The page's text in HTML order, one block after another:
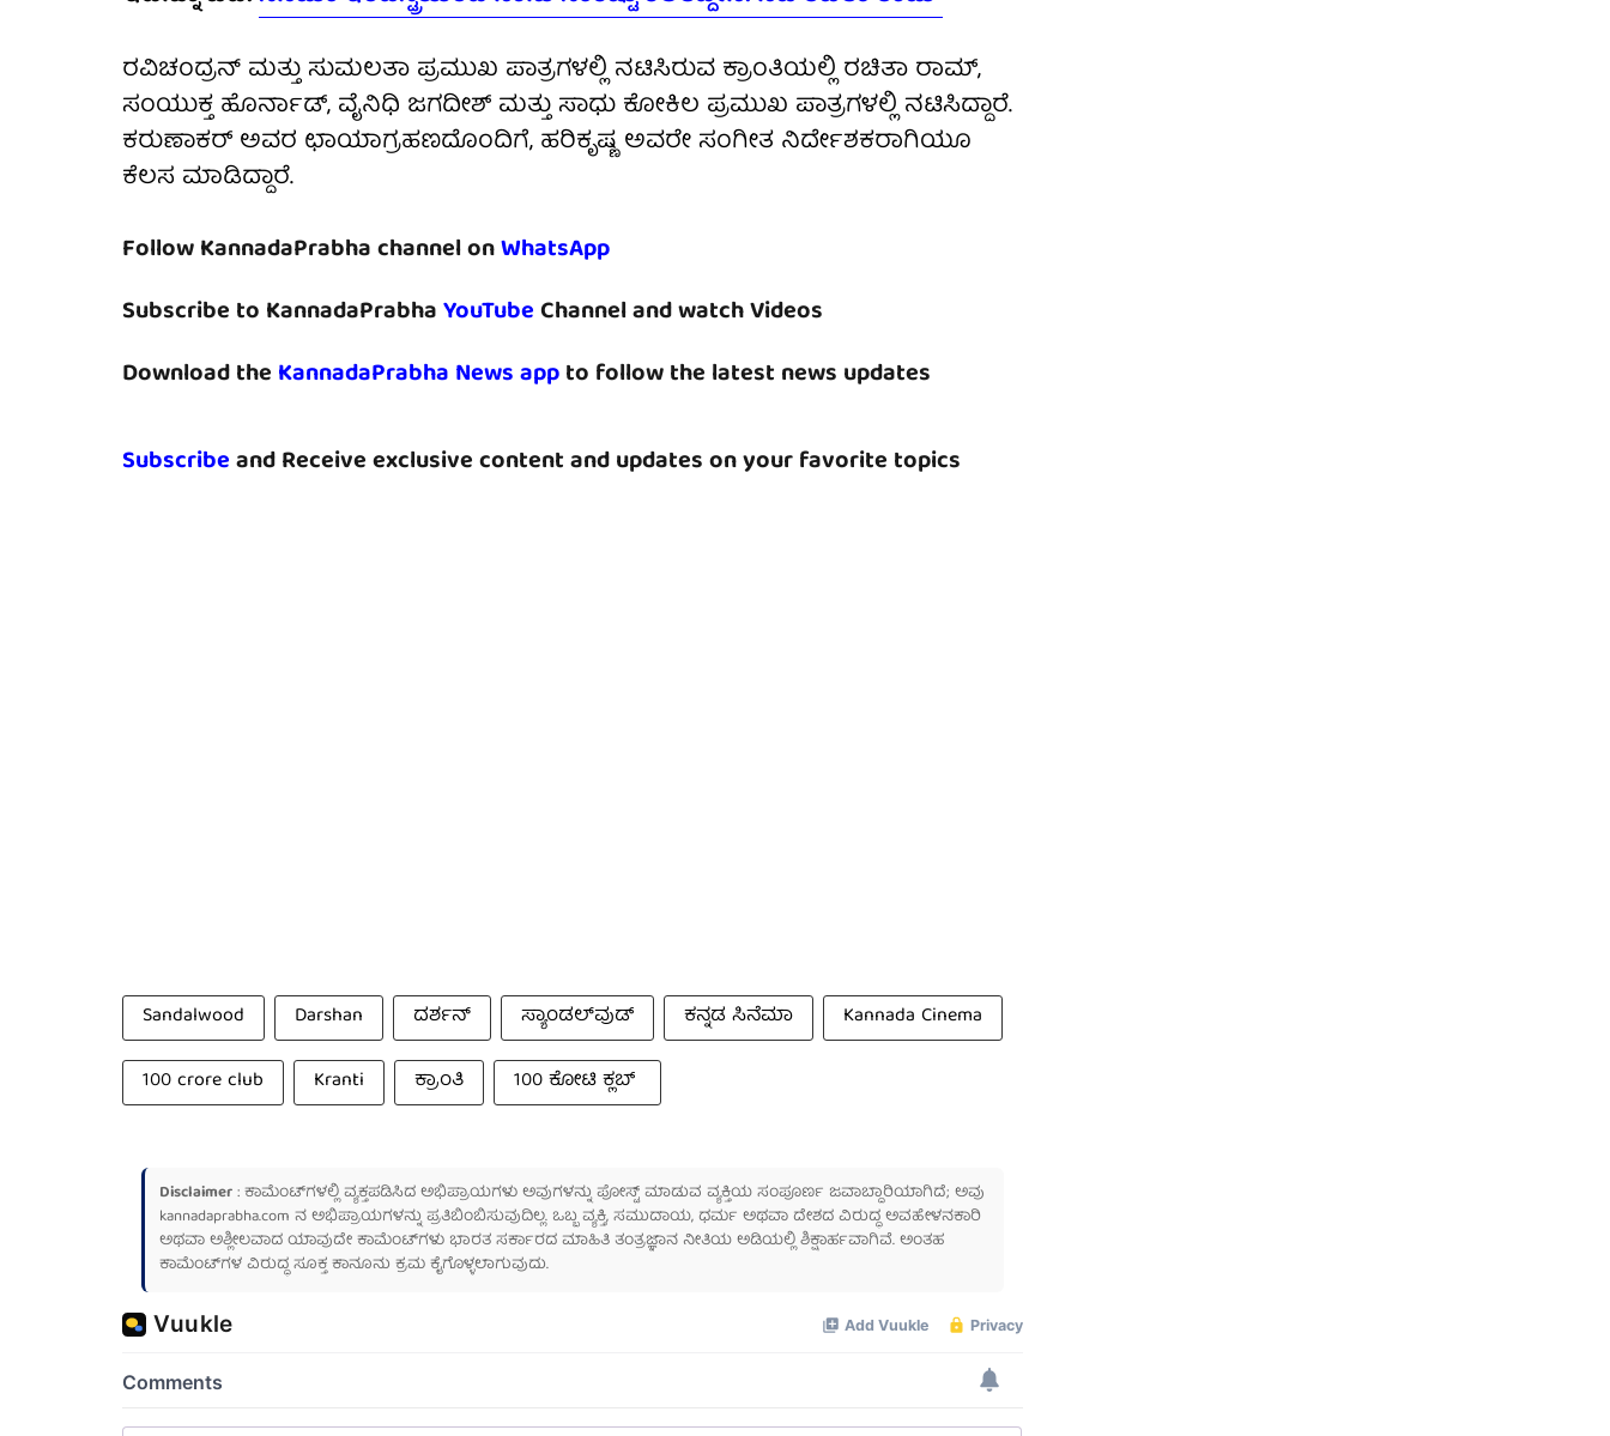
ರವಿಚಂದ್ರನ್ ಮತ್ತು ಸುಮಲತಾ ಪ್ರಮುಖ ಪಾತ್ರಗಳಲ್ಲಿ ನಟಿಸಿರುವ ಕ್ರಾಂತಿಯಲ್ಲಿ ರಚಿತಾ ರಾಮ್,
ಸಂಯುಕ್ತ ಹೊರ್ನಾಡ್, ವೈನಿಧಿ ಜಗದೀಶ್ ಮತ್ತು ಸಾಧು ಕೋಕಿಲ ಪ್ರಮುಖ ಪಾತ್ರಗಳಲ್ಲಿ ನಟಿಸಿದ್ದಾರೆ.
ಕರುಣಾಕರ್ ಅವರ ಛಾಯಾಗ್ರಹಣದೊಂದಿಗೆ, ಹರಿಕೃಷ್ಣ ಅವರೇ ಸಂಗೀತ ನಿರ್ದೇಶಕರಾಗಿಯೂ
ಕೆಲಸ ಮಾಡಿದ್ದಾರೆ.
Follow KannadaPrabha channel onWhatsApp
Subscribe to KannadaPrabhaYouTubeChannel and watch Videos
Download the KannadaPrabha News appto follow the latest news updates
Subscribeand Receive exclusive content and updates on your favorite topics
Sandalwood Darshan ದರ್ಶನ್ ಸ್ಯಾಂಡಲ್‌ವುಡ್ ಕನ್ನಡ ಸಿನೆಮಾ
Kannada Cinema
100 crore club
Kranti ಕ್ರಾಂತಿ 100 ಕೋಟಿ ಕ್ಲಬ್
Disclaimer: ಕಾಮೆಂಟ್‌ಗಳಲ್ಲಿ ವ್ಯಕ್ತಪಡಿಸಿದ ಅಭಿಪ್ರಾಯಗಳು ಅವುಗಳನ್ನು ಪೋಸ್ಟ್ ಮಾಡುವ ವ್ಯಕ್ತಿಯ ಸಂಪೂರ್ಣ ಜವಾಬ್ದಾರಿಯಾಗಿದೆ; ಅವು
kannadaprabha.com ನ ಅಭಿಪ್ರಾಯಗಳನ್ನು ಪ್ರತಿಬಿಂಬಿಸುವುದಿಲ್ಲ. ಒಬ್ಬ ವ್ಯಕ್ತಿ, ಸಮುದಾಯ, ಧರ್ಮ ಅಥವಾ ದೇಶದ ವಿರುದ್ಧ ಅವಹೇಳನಕಾರಿ
ಅಥವಾ ಅಶ್ಲೀಲವಾದ ಯಾವುದೇ ಕಾಮೆಂಟ್‌ಗಳು ಭಾರತ ಸರ್ಕಾರದ ಮಾಹಿತಿ ತಂತ್ರಜ್ಞಾನ ನೀತಿಯ ಅಡಿಯಲ್ಲಿ ಶಿಕ್ಷಾರ್ಹವಾಗಿವೆ. ಅಂತಹ
ಕಾಮೆಂಟ್‌ಗಳ ವಿರುದ್ಧ ಸೂಕ್ತ ಕಾನೂನು ಕ್ರಮ ಕೈಗೊಳ್ಳಲಾಗುವುದು.